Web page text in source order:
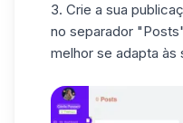
3. Crie a sua
no separador
melhor se adapta às